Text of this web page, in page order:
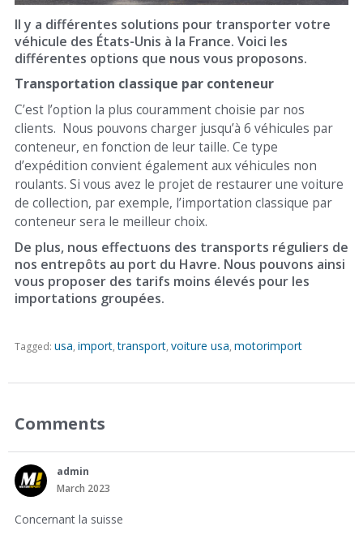
Il y a différentes solutions pour transporter votre
véhicule des États-Unis à la France. Voici les
différentes options que nous vous proposons.
Transportation classique par conteneur
C’est l’option la plus couramment choisie par nos
clients. Nous pouvons charger jusqu’à 6 véhicules par
conteneur, en fonction de leur taille. Ce type
d’expédition convient également aux véhicules non
roulants. Si vous avez le projet de restaurer une voiture
de collection, par exemple, l’importation classique par
conteneur sera le meilleur choix.
De plus, nous effectuons des transports réguliers de
nos entrepôts au port du Havre. Nous pouvons ainsi
vous proposer des tarifs moins élevés pour les
importations groupées.
Tagged: usa import transport voiture usa motorimport
Comments
admin
March 2023
Concernant la suisse